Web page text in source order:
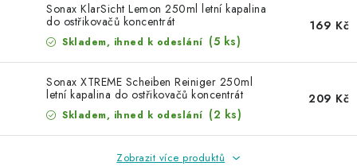
ČLÁNKY
KONTAKTY
PRODÁVANÉ ZNAČKY
Sonax KlarSicht Lemon 250ml letní kapalina
do ostřikovačů koncentrát
Skladem, ihned k odeslání (5 ks)
169 Kč
Sonax XTREME Scheiben Reiniger 250ml
letní kapalina do ostřikovačů koncentrát
Skladem, ihned k odeslání (2 ks)
209 Kč
Zobrazit více produktů